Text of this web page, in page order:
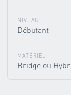
NIVEAU
Débutant
MATÉRIEL
Bridge ou